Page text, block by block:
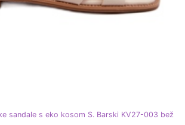
sandale s eko kosom S. Barski KV27-003 bež